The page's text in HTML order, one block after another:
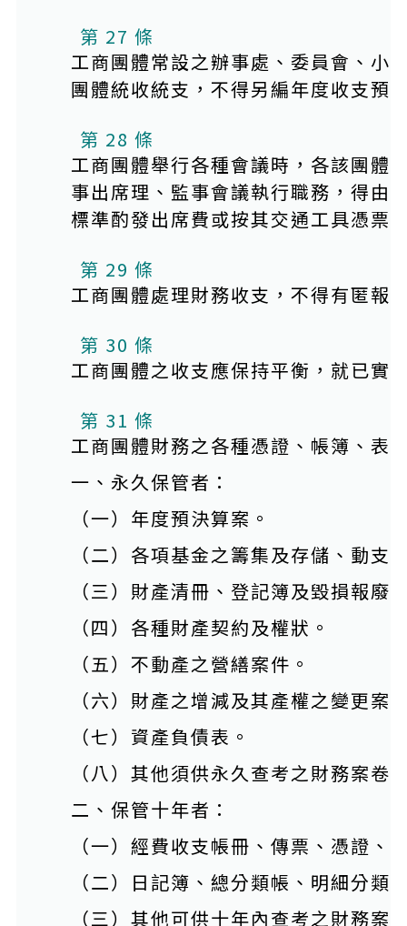
第 27 條
工商團體常設之辦事處、委員會、小
團體統收統支，不得另編年度收支預
第 28 條
工商團體舉行各種會議時，各該團體
事出席理、監事會議執行職務，得由
標準酌發出席費或按其交通工具憑票
第 29 條
工商團體處理財務收支，不得有匿報
第 30 條
工商團體之收支應保持平衡，就已實
第 31 條
工商團體財務之各種憑證、帳簿、表
一、永久保管者：
（一）年度預決算案。
（二）各項基金之籌集及存儲、動支
（三）財產清冊、登記簿及毀損報廢
（四）各種財產契約及權狀。
（五）不動產之營繕案件。
（六）財產之增減及其產權之變更案
（七）資產負債表。
（八）其他須供永久查考之財務案卷
二、保管十年者：
（一）經費收支帳冊、傳票、憑證、
（二）日記簿、總分類帳、明細分類
（三）其他可供十年內查考之財務案